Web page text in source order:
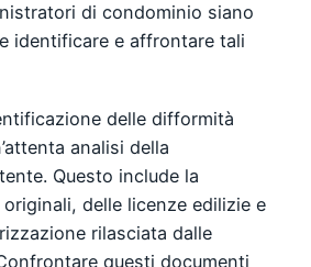
di condominio siano
identificare e affrontare tali
delle difformità
analisi della
Questo include la
delle licenze edilizie e
rilasciata dalle
questi documenti